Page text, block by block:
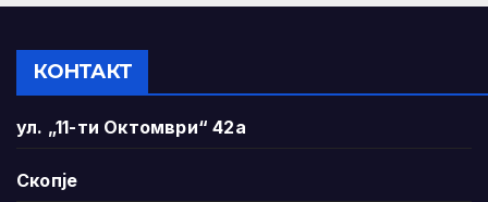
КОНТАКТ
ул. „11-ти Октомври“ 42а
Скопје